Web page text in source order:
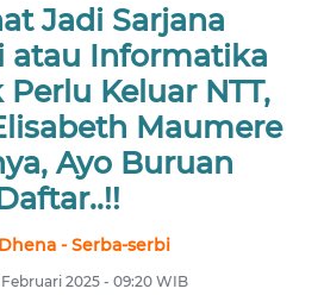
Jadi Sarjana
atau Informatika
Perlu Keluar NTT,
Maumere
Ayo Buruan
- Serba-serbi
2025 - 09:20 WIB